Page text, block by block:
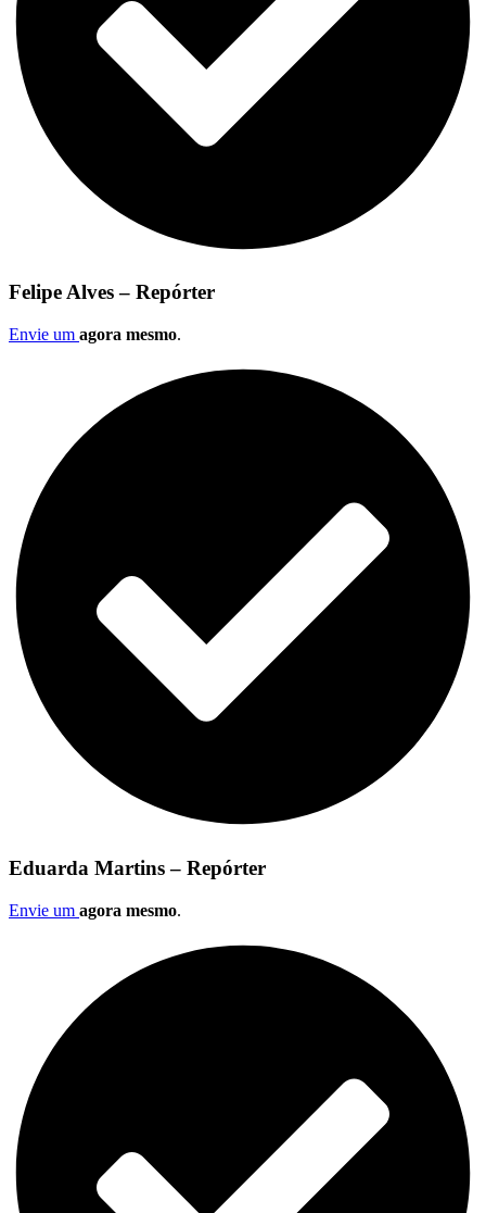
Felipe Alves – Repórter
Envie um agora mesmo.
Eduarda Martins – Repórter
Envie um agora mesmo.